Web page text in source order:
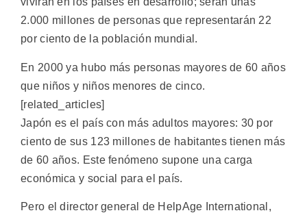
2.000 millones de personas que representarán 22
por ciento de la población mundial.
En 2000 ya hubo más personas mayores de 60 años
que niños y niños menores de cinco.
[related_articles]
Japón es el país con más adultos mayores: 30 por
ciento de sus 123 millones de habitantes tienen más
de 60 años. Este fenómeno supone una carga
económica y social para el país.
Pero el director general de HelpAge International,